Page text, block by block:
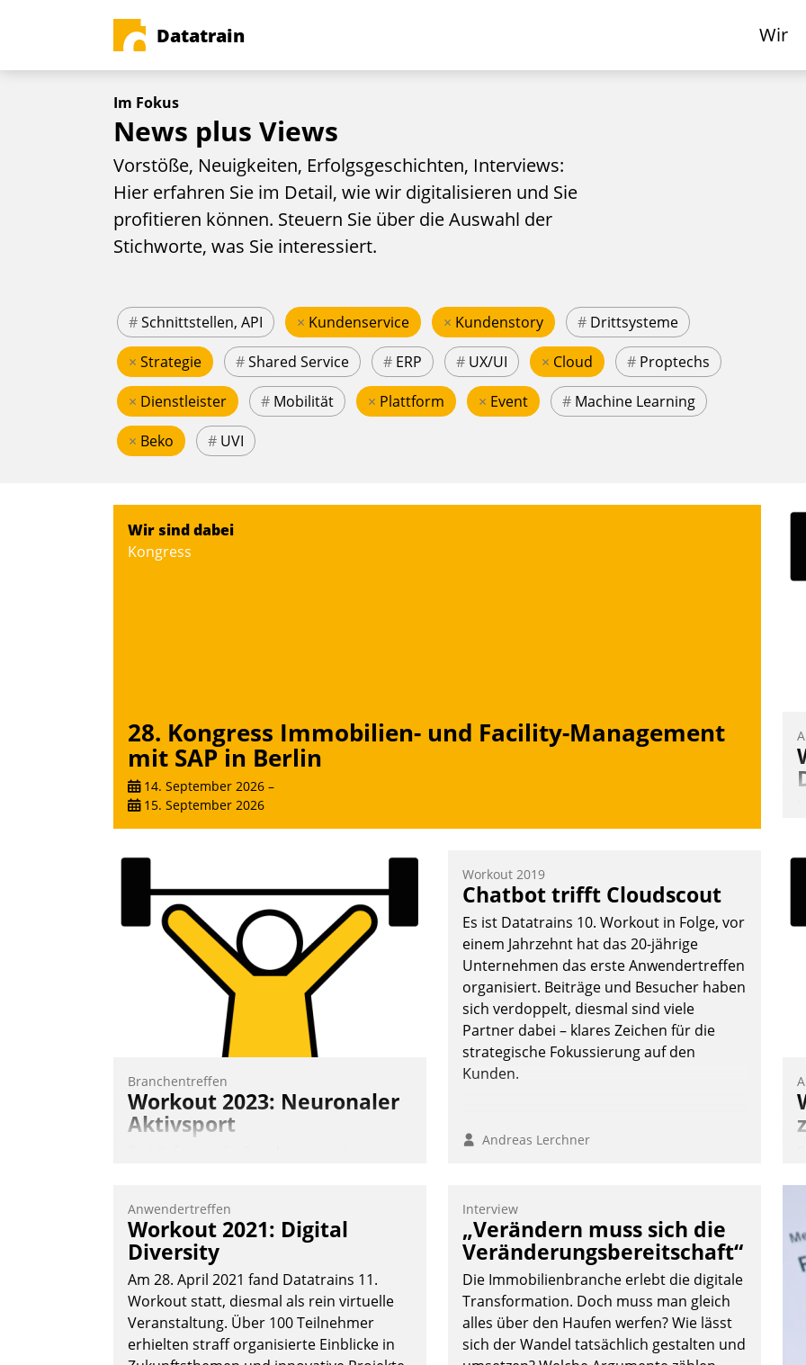
Datatrain Wir
Im Fokus
News plus Views
Vorstöße, Neuigkeiten, Erfolgsgeschichten, Interviews:
Hier erfahren Sie im Detail, wie wir digitalisieren und Sie
profitieren können. Steuern Sie über die Auswahl der
Stichworte, was Sie interessiert.
#Schnittstellen, API × Kundenservice × Kundenstory # Drittsysteme
× Strategie #Shared Service # ERP # UX/UI × Cloud # Proptechs
× Dienstleister # Mobilität × Plattform × Event # Machine Learning
× Beko # UVI
Wir sind dabei
Kongress
28. Kongress Immobilien- und Facility-Management
mit SAP in Berlin
14. September 2026 –
15. September 2026
Branchentreffen
Workout 2023: Neuronaler
Aktivsport
Vernetzungsideen fürs Quartier.
Dazwischen zeigte Datatrain, was es
Neues zu bieten hat.
Nadja Hußmann
Workout 2019
Chatbot trifft Cloudscout
Es ist Datatrains 10. Workout in Folge, vor
einem Jahrzehnt hat das 20-jährige
Unternehmen das erste Anwendertreffen
organisiert. Beiträge und Besucher haben
sich verdoppelt, diesmal sind viele
Partner dabei – klares Zeichen für die
strategische Fokussierung auf den
Kunden.
Andreas Lerchner
Anwendertreffen
Workout 2021: Digital
Diversity
Am 28. April 2021 fand Datatrains 11.
Workout statt, diesmal als rein virtuelle
Veranstaltung. Über 100 Teilnehmer
erhielten straff organisierte Einblicke in
Interview
„Verändern muss sich die
Veränderungsbereitschaft“
Die Immobilienbranche erlebt die digitale
Transformation. Doch muss man gleich
alles über den Haufen werfen? Wie lässt
sich der Wandel tatsächlich gestalten und